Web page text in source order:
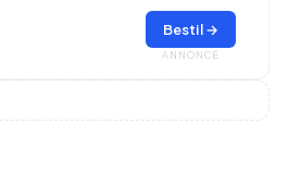
Bestil →
ANNONCE